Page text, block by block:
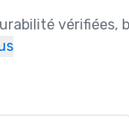
vérifiées,